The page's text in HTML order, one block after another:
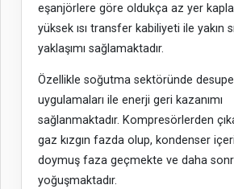
eşanjörlere göre oldukça az yer
yüksek ısı transfer kabiliyeti ile yakın
yaklaşımı sağlamaktadır.
Özellikle soğutma sektöründe
uygulamaları ile enerji geri kazanımı
sağlanmaktadır. Kompresörlerden
gaz kızgın fazda olup, kondenser
doymuş faza geçmekte ve daha
yoğuşmaktadır.